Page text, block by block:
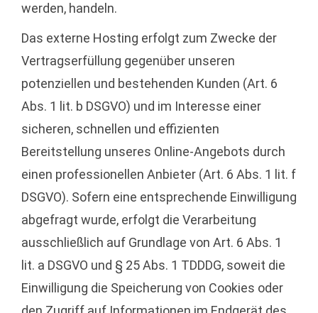
werden, handeln.
Das externe Hosting erfolgt zum Zwecke der
Vertragserfüllung gegenüber unseren
potenziellen und bestehenden Kunden (Art. 6
Abs. 1 lit. b DSGVO) und im Interesse einer
sicheren, schnellen und effizienten
Bereitstellung unseres Online-Angebots durch
einen professionellen Anbieter (Art. 6 Abs. 1 lit. f
DSGVO). Sofern eine entsprechende Einwilligung
abgefragt wurde, erfolgt die Verarbeitung
ausschließlich auf Grundlage von Art. 6 Abs. 1
lit. a DSGVO und § 25 Abs. 1 TDDDG, soweit die
Einwilligung die Speicherung von Cookies oder